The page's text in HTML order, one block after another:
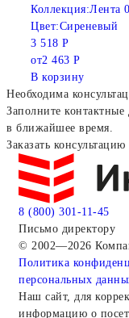
Коллекция:Лента
Цвет:Сиреневый
3 518 Р
от2 463 Р
В корзину
Необходима
Заполните
в ближайшее время.
Заказать консультацию
8 (800) 301-11-45
Письмо директору
© 2002—2026
Политика
персональных
Наш сайт, для
информацию о